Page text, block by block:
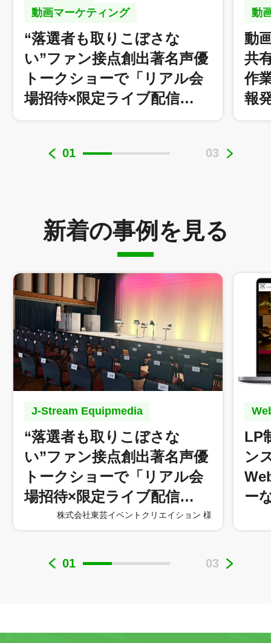
動画マーケティング
“落選者も取りこぼさな
い”ファン接点創出著名声優
トークショーで「リアル会
場招待×限定ライブ配信…
株式会社東芸イベントクリエイション 様
動
動
共
作
報
01 03
新着の事例を見る
J-Stream Equipmedia
“落選者も取りこぼさな
い”ファン接点創出著名声優
トークショーで「リアル会
場招待×限定ライブ配信…
株式会社東芸イベントクリエイション 様
LP
ン
ー
01 03